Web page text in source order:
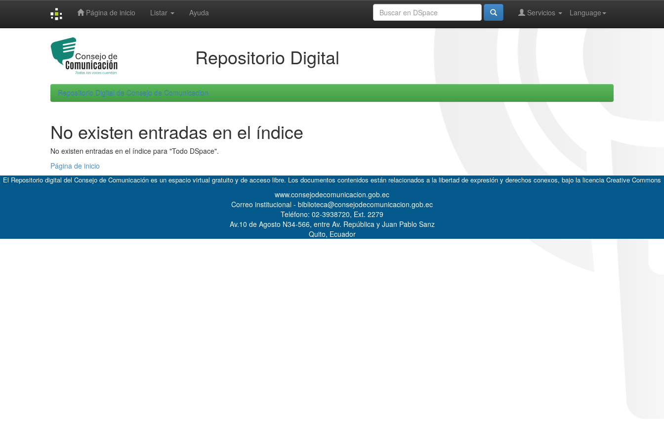
Página de inicio Listar Ayuda Language
Servicios
Repositorio Digital
Repositorio Digital de Consejo de Comunicacion
No existen entradas en el índice
No existen entradas en el índice para "Todo DSpace".
Página de inicio
El Repositorio digital del Consejo de Comunicación es un espacio virtual gratuito y de acceso libre. Los documentos contenidos están relacionados a la libertad de expresión y derechos conexos, bajo la licencia Creative Commons
www.consejodecomunicacion.gob.ec
Correo institucional - biblioteca@consejodecomunicacion.gob.ec
Teléfono: 02-3938720, Ext. 2279
Av.10 de Agosto N34-566, entre Av. República y Juan Pablo Sanz
Quito, Ecuador